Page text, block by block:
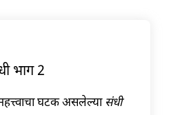
भाग 2
घटक असलेल्या संधी